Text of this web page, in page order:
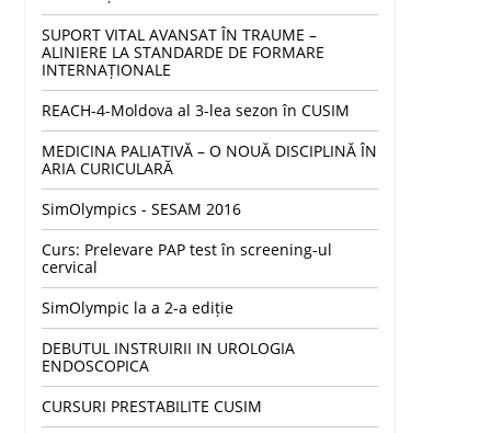
SUPORT VITAL AVANSAT ÎN TRAUME –
ALINIERE LA STANDARDE DE FORMARE
INTERNAȚIONALE
REACH-4-Moldova al 3-lea sezon în CUSIM
MEDICINA PALIATIVĂ – O NOUĂ DISCIPLINĂ ÎN
ARIA CURICULARĂ
SimOlympics - SESAM 2016
Curs: Prelevare PAP test în screening-ul
cervical
SimOlympic la a 2-a ediție
DEBUTUL INSTRUIRII IN UROLOGIA
ENDOSCOPICA
CURSURI PRESTABILITE CUSIM